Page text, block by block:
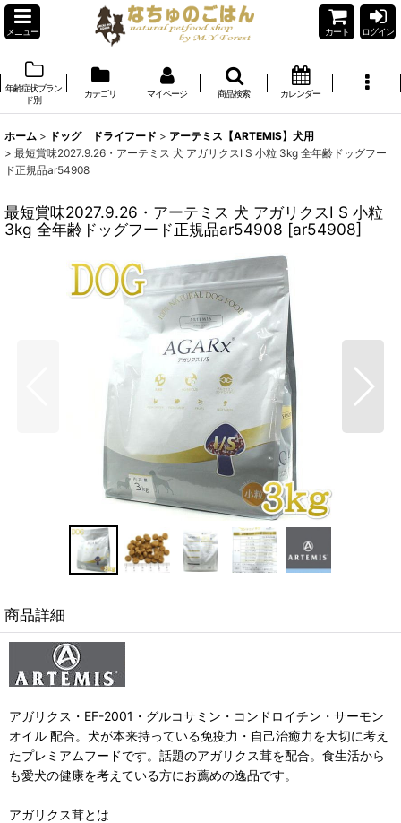
メニュー カート ログイン
年齢症状ブラン
ド別
カテゴリ マイページ 商品検索 カレンダー
ホーム > ドッグ ドライフード > アーテミス【ARTEMIS】犬用
> 最短賞味2027.9.26・アーテミス 犬 アガリクスI S 小粒 3kg 全年齢ドッグフー
ド正規品ar54908
最短賞味2027.9.26・アーテミス 犬 アガリクスI S 小粒
3kg 全年齢ドッグフード正規品ar54908 [ar54908]
商品詳細
アガリクス・EF-2001・グルコサミン・コンドロイチン・サーモン
オイル 配合。犬が本来持っている免疫力・自己治癒力を大切に考え
たプレミアムフードです。話題のアガリクス茸を配合。食生活から
も愛犬の健康を考えている方にお薦めの逸品です。
アガリクス茸とは